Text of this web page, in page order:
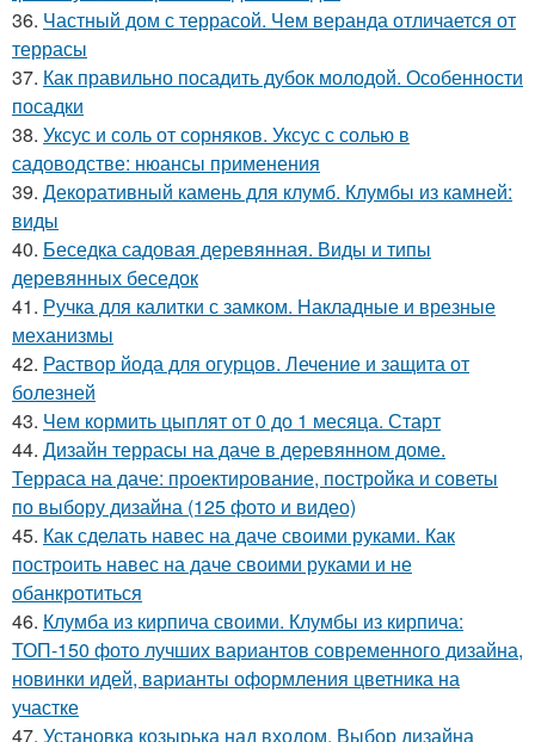
36. Частный дом с террасой. Чем веранда отличается от
террасы
37. Как правильно посадить дубок молодой. Особенности
посадки
38. Уксус и соль от сорняков. Уксус с солью в
садоводстве: нюансы применения
39. Декоративный камень для клумб. Клумбы из камней:
виды
40. Беседка садовая деревянная. Виды и типы
деревянных беседок
41. Ручка для калитки с замком. Накладные и врезные
механизмы
42. Раствор йода для огурцов. Лечение и защита от
болезней
43. Чем кормить цыплят от 0 до 1 месяца. Старт
44. Дизайн террасы на даче в деревянном доме.
Терраса на даче: проектирование, постройка и советы
по выбору дизайна (125 фото и видео)
45. Как сделать навес на даче своими руками. Как
построить навес на даче своими руками и не
обанкротиться
46. Клумба из кирпича своими. Клумбы из кирпича:
ТОП-150 фото лучших вариантов современного дизайна,
новинки идей, варианты оформления цветника на
участке
47. Установка козырька над входом. Выбор дизайна